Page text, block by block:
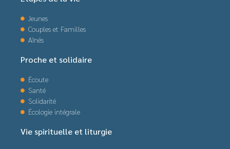
Jeunes
Couples et Familles
Aînés
Proche et solidaire
Écoute
Santé
Solidarité
Écologie intégrale
Vie spirituelle et liturgie